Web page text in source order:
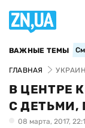
ВАЖНЫЕ ТЕМЫ
ГЛАВНАЯ
В ЦЕНТРЕ
С ДЕТЬМИ,
08 марта, 2017,